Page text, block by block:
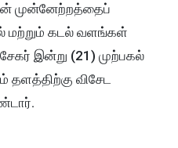
முன்னேற்றத்தைப்
மற்றும் கடல் வளங்கள்
இன்று (21) முற்பகல்
தளத்திற்கு விசேட